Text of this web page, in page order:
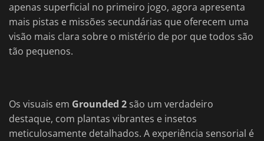
apenas superficial no primeiro jogo, agora apresenta
mais pistas e missões secundárias que oferecem uma
visão mais clara sobre o mistério de por que todos são
tão pequenos.
Os visuais em Grounded 2 são um verdadeiro
destaque, com plantas vibrantes e insetos
meticulosamente detalhados. A experiência sensorial é